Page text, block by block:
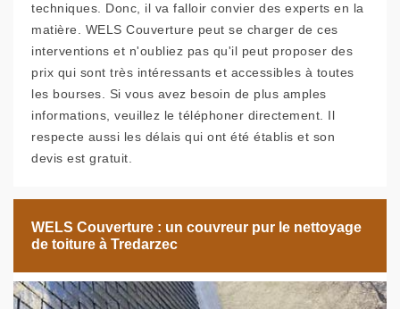
techniques. Donc, il va falloir convier des experts en la
matière. WELS Couverture peut se charger de ces
interventions et n'oubliez pas qu'il peut proposer des
prix qui sont très intéressants et accessibles à toutes
les bourses. Si vous avez besoin de plus amples
informations, veuillez le téléphoner directement. Il
respecte aussi les délais qui ont été établis et son
devis est gratuit.
WELS Couverture : un couvreur pur le nettoyage
de toiture à Tredarzec